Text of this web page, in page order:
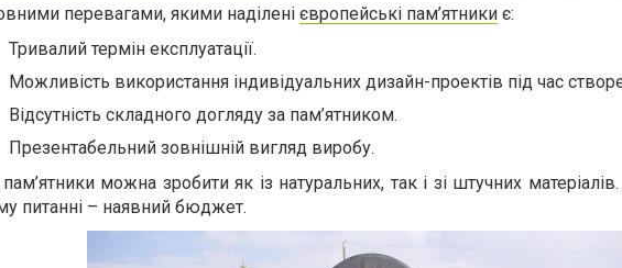
перевагами, якими наділені європейські пам’ятники є:
Тривалий термін експлуатації.
Можливість використання індивідуальних дизайн-проектів під час
Відсутність складного догляду за пам’ятником.
Презентабельний зовнішній вигляд виробу.
пам’ятники можна зробити як із натуральних, так і зі штучних
питанні – наявний бюджет.